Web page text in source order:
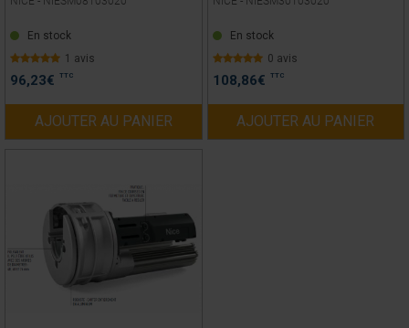
En stock
1 avis
96,23€ TTC
AJOUTER AU PANIER
En stock
0 avis
108,86€ TTC
AJOUTER AU PANIER